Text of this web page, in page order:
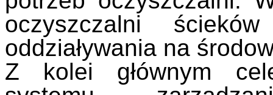
oczyszczalni
oddziaływania na
Z kolei głównym